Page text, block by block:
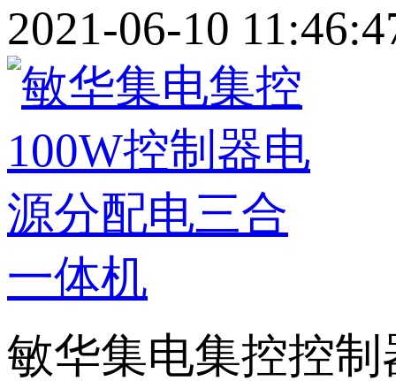
2021-06-10
敏华集电集控控